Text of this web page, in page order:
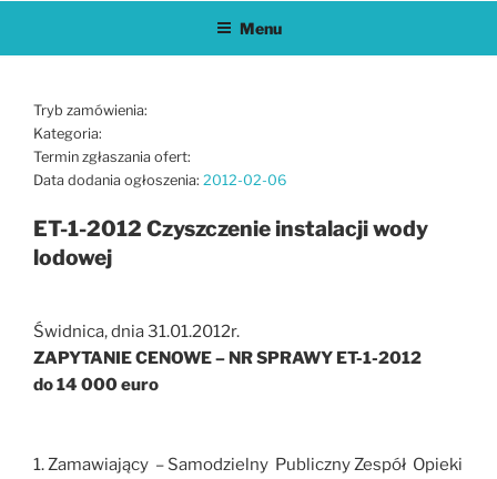
Menu
Tryb zamówienia:
Kategoria:
Termin zgłaszania ofert:
Data dodania ogłoszenia: 2012-02-06
ET-1-2012 Czyszczenie instalacji wody
lodowej
Świdnica, dnia 31.01.2012r.
ZAPYTANIE CENOWE – NR SPRAWY ET-1-2012
do 14 000 euro
1. Zamawiający – Samodzielny Publiczny Zespół Opieki